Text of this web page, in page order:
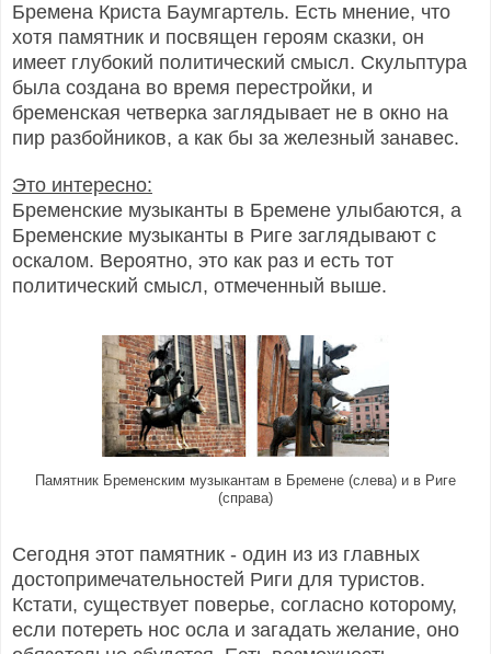
Бремена Криста Баумгартель. Есть мнение, что
хотя памятник и посвящен героям сказки, он
имеет глубокий политический смысл. Скульптура
была создана во время перестройки, и
бременская четверка заглядывает не в окно на
пир разбойников, а как бы за железный занавес.
Это интересно:
Бременские музыканты в Бремене улыбаются, а
Бременские музыканты в Риге заглядывают с
оскалом. Вероятно, это как раз и есть тот
политический смысл, отмеченный выше.
Памятник Бременским музыкантам в Бремене (слева) и в Риге
(справа)
Сегодня этот памятник - один из из главных
достопримечательностей Риги для туристов.
Кстати, существует поверье, согласно которому,
если потереть нос осла и загадать желание, оно